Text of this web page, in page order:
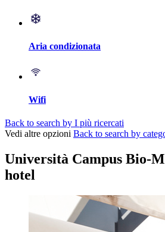
Aria condizionata
Wifi
Back to search by I più ricercati
Vedi altre opzioni Back to search by
Università Campus Bio-
hotel